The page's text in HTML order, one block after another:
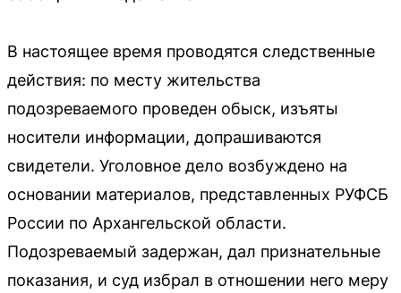
В настоящее время проводятся следственные
действия: по месту жительства
подозреваемого проведен обыск, изъяты
носители информации, допрашиваются
свидетели. Уголовное дело возбуждено на
основании материалов, представленных РУФСБ
России по Архангельской области.
Подозреваемый задержан, дал признательные
показания, и суд избрал в отношении него меру